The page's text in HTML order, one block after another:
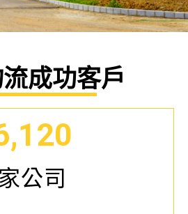
助物流
公司自成立以來，始
、安全、效率與可持
心價值，全力以赴提
有彈性且環境友好的
方案。我們的宗旨不
成功客戶
家公司